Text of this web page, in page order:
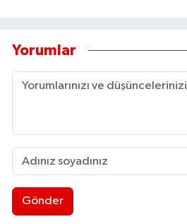
Yorumlar
Gönder